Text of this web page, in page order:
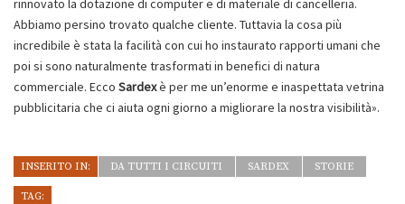
rinnovato la dotazione di computer e di materiale di cancelleria.
Abbiamo persino trovato qualche cliente. Tuttavia la cosa più
incredibile è stata la facilità con cui ho instaurato rapporti umani che
poi si sono naturalmente trasformati in benefici di natura
commerciale. Ecco Sardexè per me un’enorme e inaspettata vetrina
pubblicitaria che ci aiuta ogni giorno a migliorare la nostra visibilità».
INSERITO IN: DA TUTTI I CIRCUITI SARDEX STORIE
TAG: